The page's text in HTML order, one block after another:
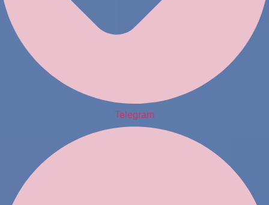
Telegram